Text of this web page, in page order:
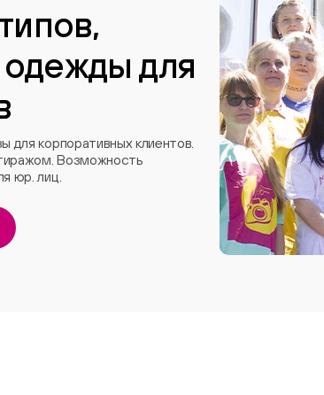
для
для корпоративных клиентов.
Возможность
юр. лиц.